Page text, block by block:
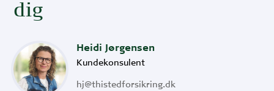
dig
Heidi Jørgensen
Kundekonsulent
hj@thistedforsikring.dk